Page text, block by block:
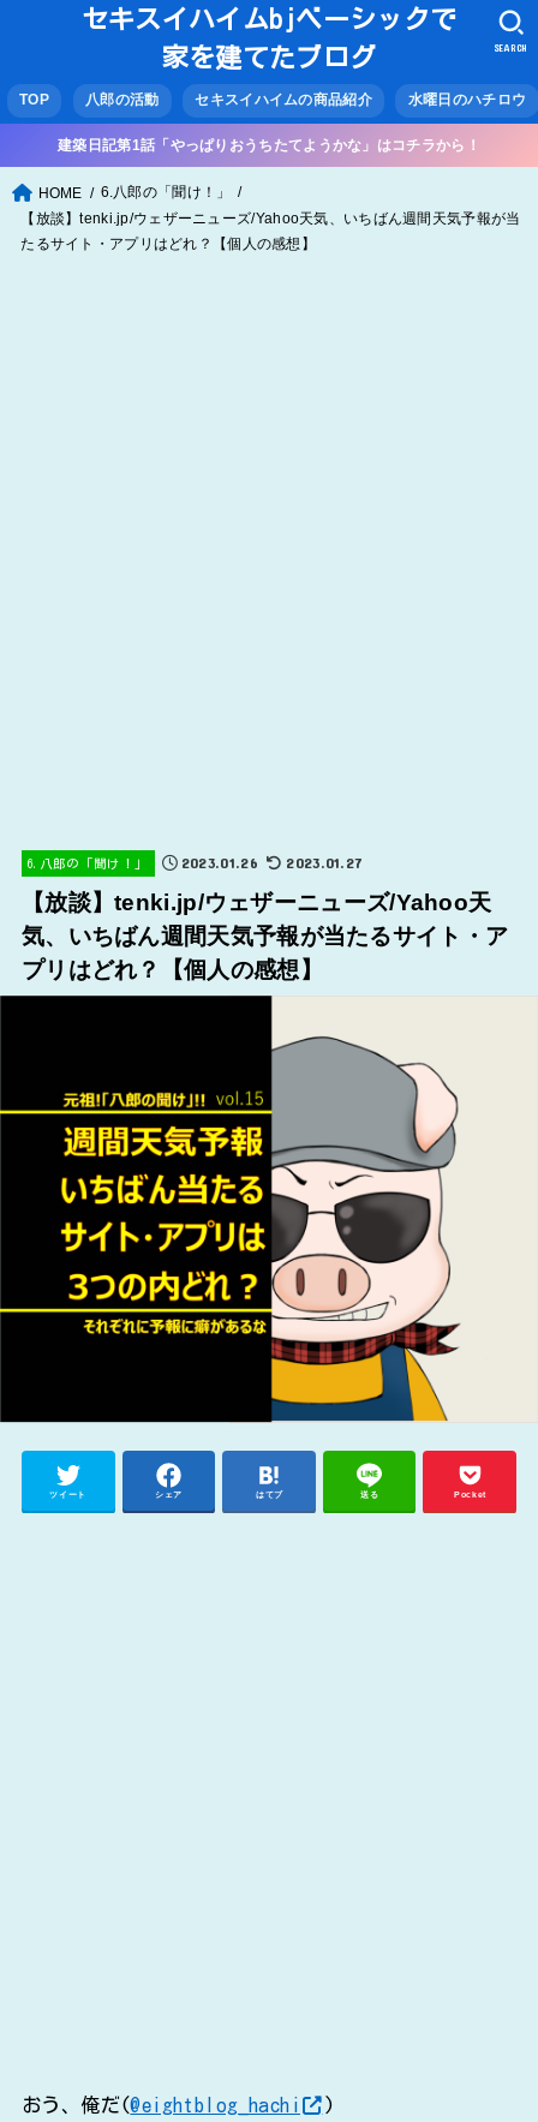
セキスイハイムbjベーシックで
家を建てたブログ
TOP 八郎の活動 セキスイハイムの商品紹介 水曜日のハチロウ
SEARCH
建築日記第1話「やっぱりおうちたてようかな」はコチラから！
HOME
6.八郎の「聞け！」
【放談】tenki.jp/ウェザーニューズ/Yahoo天気、いちばん週間天気予報が当
たるサイト・アプリはどれ？【個人の感想】
6.八郎の「聞け！」 2023.01.26 2023.01.27
【放談】tenki.jp/ウェザーニューズ/Yahoo天
気、いちばん週間天気予報が当たるサイト・ア
プリはどれ？【個人の感想】
ツイート シェア はてブ 送る Pocket
おう、俺だ(@eightblog_hachi )